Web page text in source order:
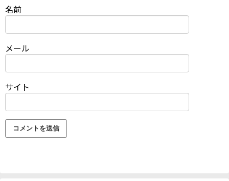
名前
メール
サイト